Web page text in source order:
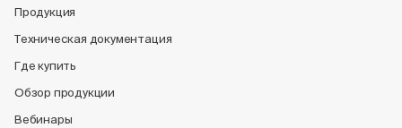
Продукция
Техническая документация
Где купить
Обзор продукции
Вебинары